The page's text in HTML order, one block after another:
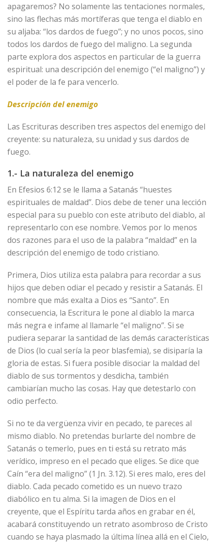
apagaremos? No solamente las tentaciones normales,
sino las flechas más mortíferas que tenga el diablo en
su aljaba: “los dardos de fuego”; y no unos pocos, sino
todos los dardos de fuego del maligno. La segunda
parte explora dos aspectos en particular de la guerra
espiritual: una descripción del enemigo (“el maligno”) y
el poder de la fe para vencerlo.
Descripción del enemigo
Las Escrituras describen tres aspectos del enemigo del
creyente: su naturaleza, su unidad y sus dardos de
fuego.
1.- La naturaleza del enemigo
En Efesios 6:12 se le llama a Satanás “huestes
espirituales de maldad”. Dios debe de tener una lección
especial para su pueblo con este atributo del diablo, al
representarlo con ese nombre. Vemos por lo menos
dos razones para el uso de la palabra “maldad” en la
descripción del enemigo de todo cristiano.
Primera, Dios utiliza esta palabra para recordar a sus
hijos que deben odiar el pecado y resistir a Satanás. El
nombre que más exalta a Dios es “Santo”. En
consecuencia, la Escritura le pone al diablo la marca
más negra e infame al llamarle “el maligno”. Si se
pudiera separar la santidad de las demás características
de Dios (lo cual sería la peor blasfemia), se disiparía la
gloria de estas. Si fuera posible disociar la maldad del
diablo de sus tormentos y desdicha, también
cambiarían mucho las cosas. Hay que detestarlo con
odio perfecto.
Si no te da vergüenza vivir en pecado, te pareces al
mismo diablo. No pretendas burlarte del nombre de
Satanás o temerlo, pues en ti está su retrato más
verídico, impreso en el pecado que eliges. Se dice que
Caín “era del maligno” (1 Jn. 3.12). Si eres malo, eres del
diablo. Cada pecado cometido es un nuevo trazo
diabólico en tu alma. Si la imagen de Dios en el
creyente, que el Espíritu tarda años en grabar en él,
acabará constituyendo un retrato asombroso de Cristo
cuando se haya plasmado la última línea allá en el Cielo,